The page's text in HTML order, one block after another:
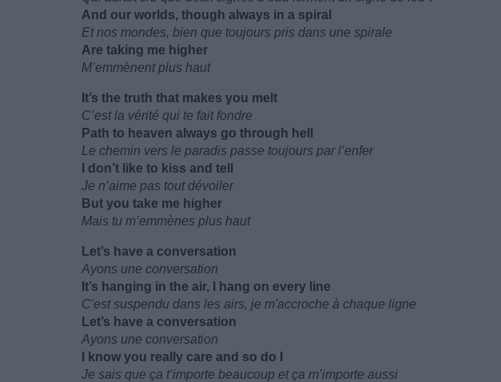
And our worlds, though always in a spiral
Et nos mondes, bien que toujours pris dans une spirale
Are taking me higher
M’emmènent plus haut
It’s the truth that makes you melt
C’est la vérité qui te fait fondre
Path to heaven always go through hell
Le chemin vers le paradis passe toujours par l’enfer
I don’t like to kiss and tell
Je n’aime pas tout dévoiler
But you take me higher
Mais tu m’emmènes plus haut
Let’s have a conversation
Ayons une conversation
It’s hanging in the air, I hang on every line
C'est suspendu dans les airs, je m'accroche à chaque ligne
Let’s have a conversation
Ayons une conversation
I know you really care and so do I
Je sais que ça t’importe beaucoup et ça m’importe aussi